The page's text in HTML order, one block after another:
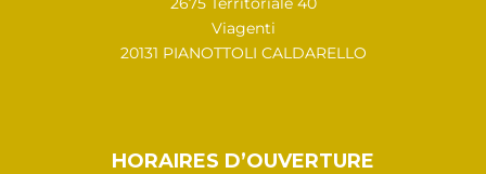
Viagenti
20131 PIANOTTOLI CALDARELLO
HORAIRES D’OUVERTURE